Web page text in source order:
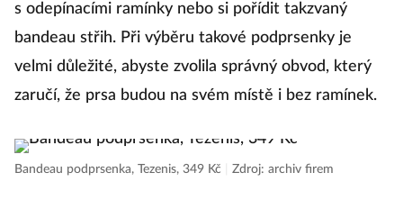
s odepínacími ramínky nebo si pořídit takzvaný
bandeau střih. Při výběru takové podprsenky je
velmi důležité, abyste zvolila správný obvod, který
zaručí, že prsa budou na svém místě i bez ramínek.
Bandeau podprsenka, Tezenis, 349 Kč Zdroj: archiv firem